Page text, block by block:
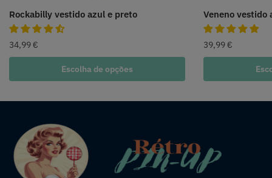
Rockabilly vestido azul e preto
34,99 €
Escolha de opções
Veneno vestido
39,99 €